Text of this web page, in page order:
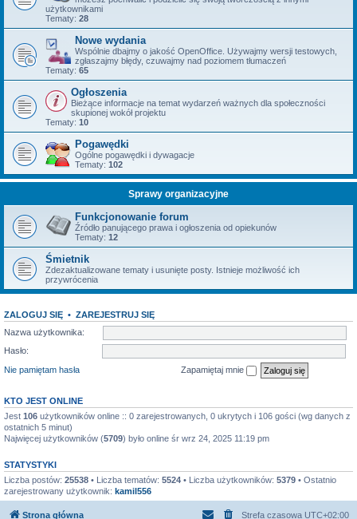
użytkownikami
Tematy: 28
Nowe wydania
Wspólnie dbajmy o jakość OpenOffice. Używajmy wersji testowych,
zgłaszajmy błędy, czuwajmy nad poziomem tłumaczeń
Tematy: 65
Ogłoszenia
Bieżące informacje na temat wydarzeń ważnych dla społeczności
skupionej wokół projektu
Tematy: 10
Pogawędki
Ogólne pogawędki i dywagacje
Tematy: 102
Sprawy organizacyjne
Funkcjonowanie forum
Źródło panującego prawa i ogłoszenia od opiekunów
Tematy: 12
Śmietnik
Zdezaktualizowane tematy i usunięte posty. Istnieje możliwość ich
przywrócenia
ZALOGUJ SIĘ • ZAREJESTRUJ SIĘ
Nazwa użytkownika:
Hasło:
Nie pamiętam hasła
Zapamiętaj mnie
KTO JEST ONLINE
Jest 106 użytkowników online :: 0 zarejestrowanych, 0 ukrytych i 106 gości (wg danych z
ostatnich 5 minut)
Najwięcej użytkowników (5709) było online śr wrz 24, 2025 11:19 pm
STATYSTYKI
Liczba postów: 25538 • Liczba tematów: 5524 • Liczba użytkowników: 5379 • Ostatnio
zarejestrowany użytkownik: kamil556
Strona główna Strefa czasowa UTC+02:00